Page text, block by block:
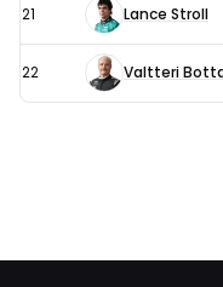
21 Lance Stroll
22 Valtteri